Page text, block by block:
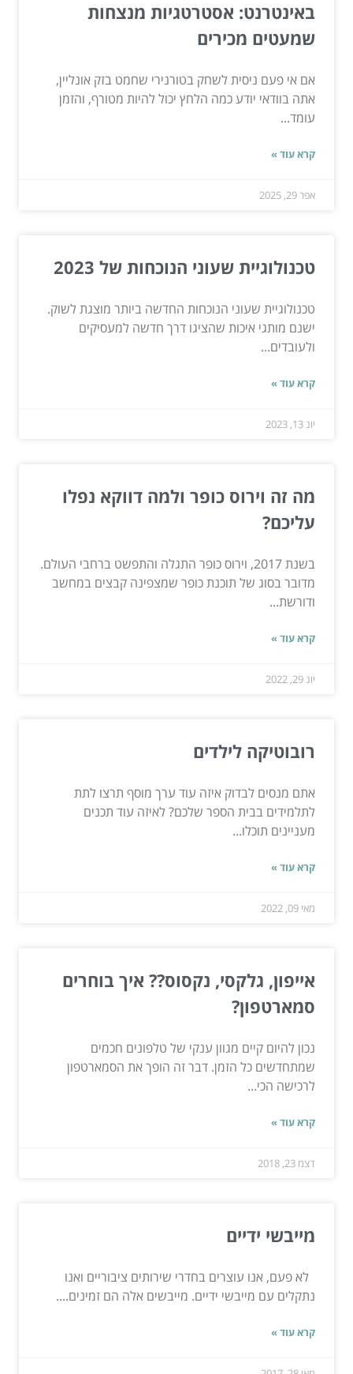
באינטרנט: אסטרטגיות מנצחות
שמעטים מכירים
אם אי פעם ניסית לשחק בטורנירי שחמט בזק אונליין,
אתה בוודאי יודע כמה הלחץ יכול להיות מטורף, והזמן
עומד...
קרא עוד »
אפר 29, 2025
טכנולוגיית שעוני הנוכחות של 2023
טכנולוגיית שעוני הנוכחות החדשה ביותר מוצגת לשוק.
ישנם מותגי איכות שהציגו דרך חדשה למעסיקים
ולעובדים...
קרא עוד »
יונ 13, 2023
מה זה וירוס כופר ולמה דווקא נפלו
עליכם?
בשנת 2017, וירוס כופר התגלה והתפשט ברחבי העולם.
מדובר בסוג של תוכנת כופר שמצפינה קבצים במחשב
ודורשת...
קרא עוד »
יונ 29, 2022
רובוטיקה לילדים
אתם מנסים לבדוק איזה עוד ערך מוסף תרצו לתת
לתלמידים בבית הספר שלכם? לאיזה עוד תכנים
מעניינים תוכלו...
קרא עוד »
מאי 09, 2022
אייפון, גלקסי, נקסוס?? איך בוחרים
סמארטפון?
נכון להיום קיים מגוון ענקי של טלפונים חכמים
שמתחדשים כל הזמן. דבר זה הופך את הסמארטפון
לרכישה הכי...
קרא עוד »
דצמ 23, 2018
מייבשי ידיים
לא פעם, אנו עוצרים בחדרי שירותים ציבוריים ואנו
נתקלים עם מייבשי ידיים. מייבשים אלה הם זמינים....
קרא עוד »